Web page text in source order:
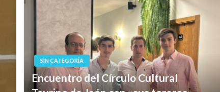
SIN CATEGORÍA
Encuentro del Círculo Cultural